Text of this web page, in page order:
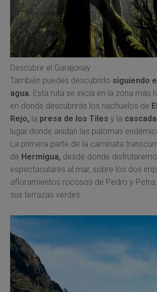
Descubre el Garajonay
También puedes descubrirlo siguiendo
agua. Esta ruta se inicia en la zona más
en donde descubrirás los riachuelos de
Rejo, la presa de los Tiles y la
lugar donde anidan las palomas
La primera parte de la caminata
de Hermigua, desde donde
espectaculares al mar, sobre los dos
afloramientos rocosos de Pedro y
sus terrazas verdes.